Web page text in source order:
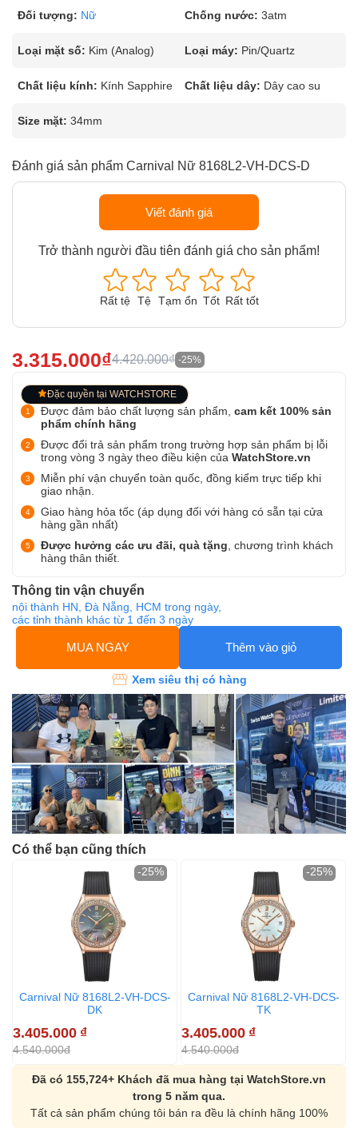
Đối tượng: Nữ Chống nước: 3atm
Loại mặt số: Kim (Analog) Loại máy: Pin/Quartz
Chất liệu kính: Kính Sapphire Chất liệu dây: Dây cao su
Size mặt: 34mm
Đánh giá sản phẩm Carnival Nữ 8168L2-VH-DCS-D
Viết đánh giá
Trở thành người đầu tiên đánh giá cho sản phẩm!
Rất tệ Tệ Tạm ổn Tốt Rất tốt
3.315.000₫4.420.000₫ -25%
Đặc quyền tại WATCHSTORE
Được đảm bảo chất lượng sản phẩm, cam kết 100% sản
phẩm chính hãng
Được đổi trả sản phẩm trong trường hợp sản phẩm bị lỗi
trong vòng 3 ngày theo điều kiện của WatchStore.vn
Miễn phí vận chuyển toàn quốc, đồng kiểm trực tiếp khi
giao nhận.
Giao hàng hỏa tốc (áp dụng đối với hàng có sẵn tại cửa
hàng gần nhất)
Được hưởng các ưu đãi, quà tặng , chương trình khách
hàng thân thiết.
Thông tin vận chuyển
nội thành HN, Đà Nẵng, HCM trong ngày,
các tỉnh thành khác từ 1 đến 3 ngày
MUA NGAY Thêm vào giỏ
Xem siêu thị có hàng
Có thể bạn cũng thích
Carnival Nữ 8168L2-VH-DCS-
DK
3.405.000 ₫
4.540.000đ
-25%
Carnival Nữ 8168L2-VH-DCS-
TK
3.405.000 ₫
4.540.000đ
-25%
Đã có 155,724+ Khách đã mua hàng tại WatchStore.vn
trong 5 năm qua.
Tất cả sản phẩm chúng tôi bán ra đều là chính hãng 100%